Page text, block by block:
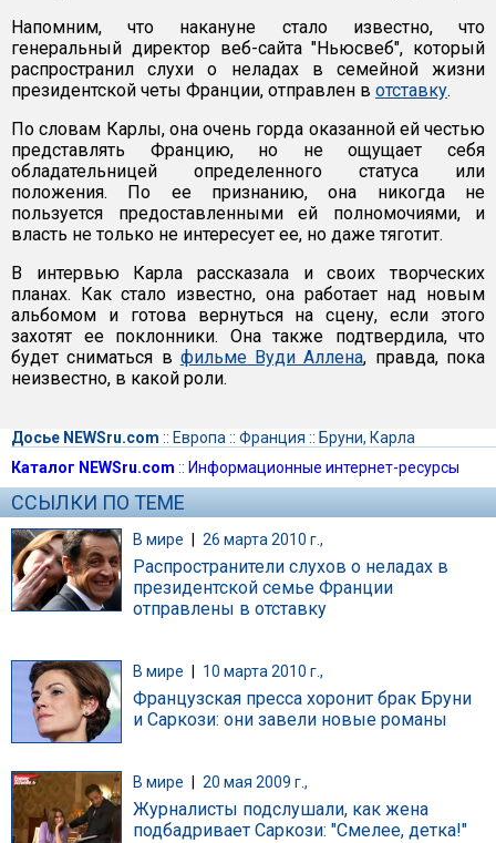
Напомним, что накануне стало известно, что
генеральный директор веб-сайта "Ньюсвеб", который
распространил слухи о неладах в семейной жизни
президентской четы Франции, отправлен в отставку.
По словам Карлы, она очень горда оказанной ей честью
представлять Францию, но не ощущает себя
обладательницей определенного статуса или
положения. По ее признанию, она никогда не
пользуется предоставленными ей полномочиями, и
власть не только не интересует ее, но даже тяготит.
В интервью Карла рассказала и своих творческих
планах. Как стало известно, она работает над новым
альбомом и готова вернуться на сцену, если этого
захотят ее поклонники. Она также подтвердила, что
будет сниматься в фильме Вуди Аллена, правда, пока
неизвестно, в какой роли.
Досье NEWSru.com :: Европа :: Франция :: Бруни, Карла
Каталог NEWSru.com :: Информационные интернет-ресурсы
ССЫЛКИ ПО ТЕМЕ
В мире | 26 марта 2010 г.,
Распространители слухов о неладах в
президентской семье Франции
отправлены в отставку
В мире 10 марта 2010 г.,
Французская пресса хоронит брак Бруни
и Саркози: они завели новые романы
В мире 20 мая 2009 г.,
Журналисты подслушали, как жена
подбадривает Саркози: "Смелее, детка!"